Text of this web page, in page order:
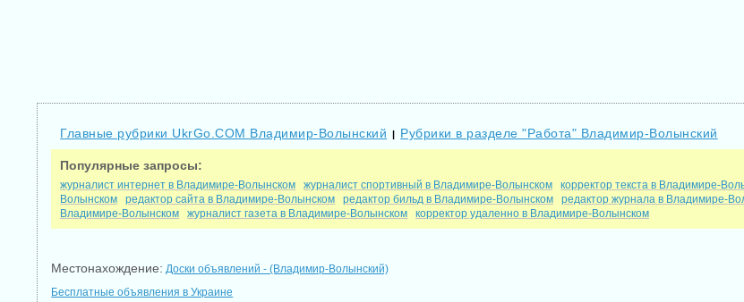
Главные рубрики UkrGo.COM Владимир-Волынский | Рубрики в разделе "Работа" Владимир-Волынский
Популярные запросы:
журналист интернет в Владимире-Волынском журналист спортивный в Владимире-Волынском корректор текста в Владимире-
Волынском
редактор сайта в Владимире-Волынском редактор бильд в Владимире-Волынском редактор журнала в Владимире-
Владимире-Волынском
журналист газета в Владимире-Волынском корректор удаленно в Владимире-Волынском
Местонахождение: Доски объявлений - (Владимир-Волынский)
Бесплатные объявления в Украине